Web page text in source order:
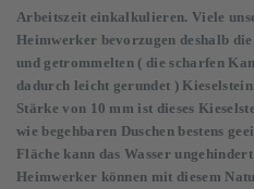
Arbeitszeit einkalkulieren. Viele
Heimwerker bevorzugen deshalb
und getrommelten ( die scharfen
dadurch leicht gerundet )
Stärke von 10 mm ist dieses
wie begehbaren Duschen bestens
Fläche kann das Wasser
Heimwerker können mit diesem